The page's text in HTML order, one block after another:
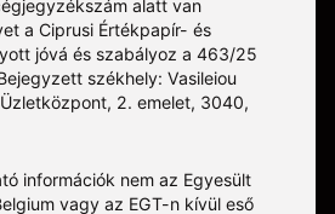
alatt van
a Ciprusi Értékpapír- és
jóvá és szabályoz a 463/25
székhely: Vasileiou
2. emelet, 3040,
információk nem az Egyesült
vagy az EGT-n kívül eső